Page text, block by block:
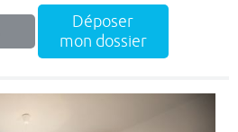
Déposer
mon dossier